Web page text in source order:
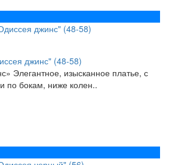
джинс" (48-58)
Элегантное, изысканное платье, с
по бокам, ниже колен..